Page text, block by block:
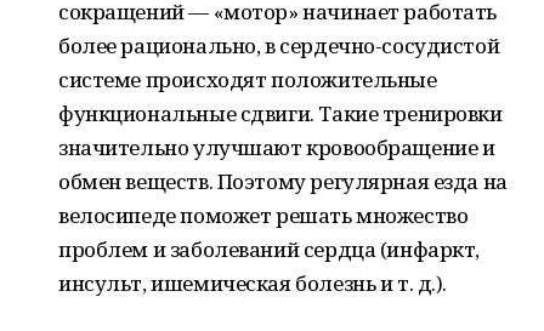
сокращений — «мотор» начинает работать
более рационально, в сердечно-сосудистой
системе происходят положительные
функциональные сдвиги. Такие тренировки
значительно улучшают кровообращение и
обмен веществ. Поэтому регулярная езда на
велосипеде поможет решать множество
проблем и заболеваний сердца (инфаркт,
инсульт, ишемическая болезнь и т. д.).